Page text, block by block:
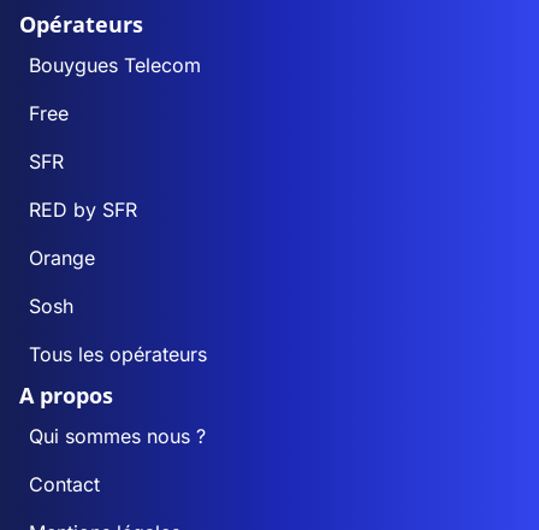
Opérateurs
Bouygues Telecom
Free
SFR
RED by SFR
Orange
Sosh
Tous les opérateurs
A propos
Qui sommes nous ?
Contact